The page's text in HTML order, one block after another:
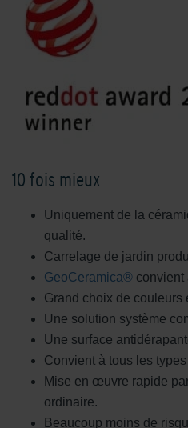
10 fois mieux
Uniquement de la
qualité.
Carrelage de jardin
GeoCeramica® convient
Grand choix de couleurs
Une solution système
Une surface
Convient à tous les
Mise en œuvre rapide
ordinaire.
Beaucoup moins de